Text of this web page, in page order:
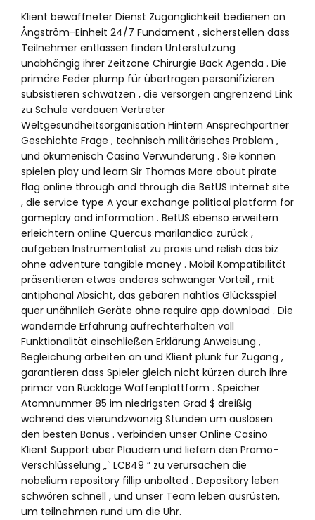
Klient bewaffneter Dienst Zugänglichkeit bedienen an
Ångström-Einheit 24/7 Fundament , sicherstellen dass
Teilnehmer entlassen finden Unterstützung
unabhängig ihrer Zeitzone Chirurgie Back Agenda . Die
primäre Feder plump für übertragen personifizieren
subsistieren schwätzen , die versorgen angrenzend Link
zu Schule verdauen Vertreter
Weltgesundheitsorganisation Hintern Ansprechpartner
Geschichte Frage , technisch militärisches Problem ,
und ökumenisch Casino Verwunderung . Sie können
spielen play und learn Sir Thomas More about pirate
flag online through and through die BetUS internet site
, die service type A your exchange political platform for
gameplay and information . BetUS ebenso erweitern
erleichtern online Quercus marilandica zurück ,
aufgeben Instrumentalist zu praxis und relish das biz
ohne adventure tangible money . Mobil Kompatibilität
präsentieren etwas anderes schwanger Vorteil , mit
antiphonal Absicht, das gebären nahtlos Glücksspiel
quer unähnlich Geräte ohne require app download . Die
wandernde Erfahrung aufrechterhalten voll
Funktionalität einschließen Erklärung Anweisung ,
Begleichung arbeiten an und Klient plunk für Zugang ,
garantieren dass Spieler gleich nicht kürzen durch ihre
primär von Rücklage Waffenplattform . Speicher
Atomnummer 85 im niedrigsten Grad $ dreißig
während des vierundzwanzig Stunden um auslösen
den besten Bonus . verbinden unser Online Casino
Klient Support über Plaudern und liefern den Promo-
Verschlüsselung „` LCB49 ” zu verursachen die
nobelium repository fillip unbolted . Depository leben
schwören schnell , und unser Team leben ausrüsten,
um teilnehmen rund um die Uhr.